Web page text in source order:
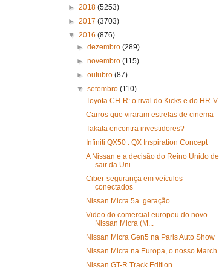
► 2018 (5253)
► 2017 (3703)
▼ 2016 (876)
►dezembro(289)
►novembro(115)
►outubro(87)
▼setembro(110)
Toyota CH-R: o rival do Kicks e do HR-V
Carros que viraram estrelas de cinema
Takata encontra investidores?
Infiniti QX50 : QX Inspiration Concept
A Nissan e a decisão do Reino Unido de
sair da Uni...
Ciber-segurança em veículos
conectados
Nissan Micra 5a. geração
Video do comercial europeu do novo
Nissan Micra (M...
Nissan Micra Gen5 na Paris Auto Show
Nissan Micra na Europa, o nosso March
Nissan GT-R Track Edition